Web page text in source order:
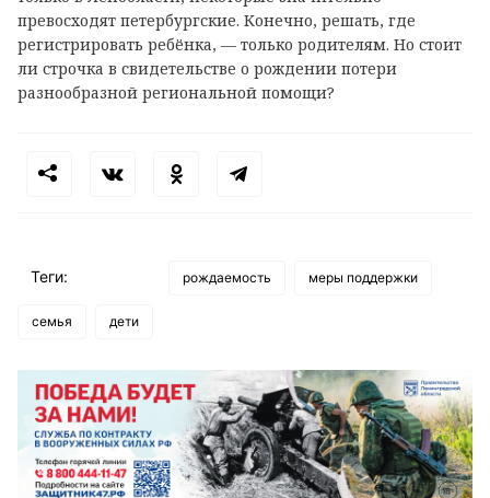
превосходят петербургские. Конечно, решать, где
регистрировать ребёнка, — только родителям. Но стоит
ли строчка в свидетельстве о рождении потери
разнообразной региональной помощи?
Теги: рождаемость меры поддержки
семья дети